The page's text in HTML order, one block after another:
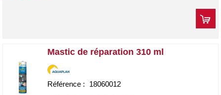
Mastic de réparation 310 ml
Référence : 18060012